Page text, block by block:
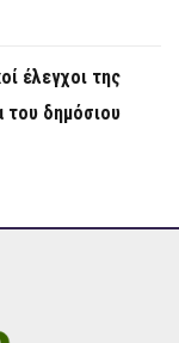
έλεγχοι της
του δημόσιου